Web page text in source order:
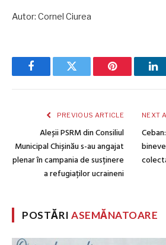
Autor: Cornel Ciurea
FacebookTwitter Pinterest
PREVIOUS ARTICLE
Aleșii PSRM din Consiliul
Municipal Chișinău s-au angajat
plenar în campania de susținere
a refugiaților ucraineni
NEXT
POSTĂRIASEMĂNATOARE